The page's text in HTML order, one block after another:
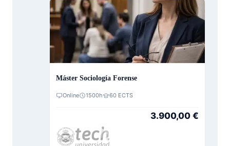
Máster Sociología Forense
Online 1500h 60 ECTS
3.900,00 €